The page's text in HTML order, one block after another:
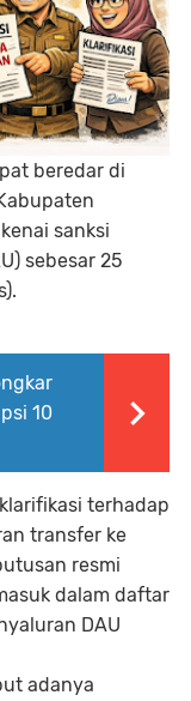
beredar di
sanksi
sebesar 25
10
terhadap
transfer ke
resmi
dalam daftar
DAU
adanya